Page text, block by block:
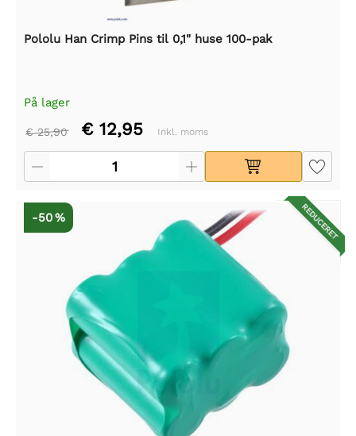
Pololu Han Crimp Pins til 0,1" huse 100-pak
På lager
€ 25,90 € 12,95 Inkl. moms
REDUCERET
-50 %